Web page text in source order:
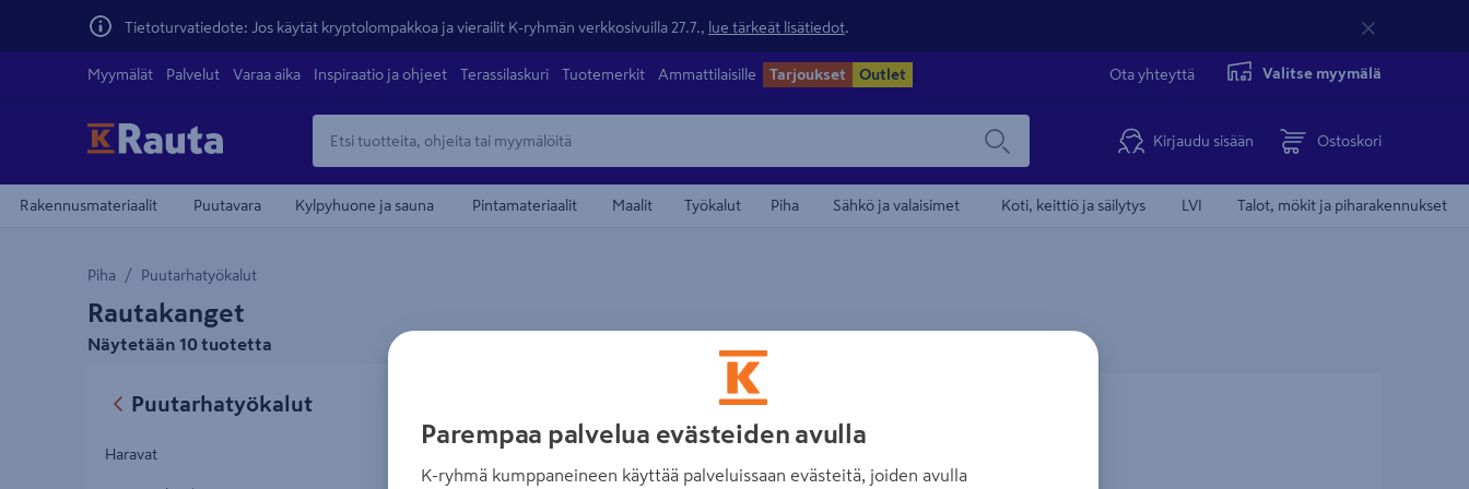
Tietoturvatiedote: Jos käytät kryptolompakkoa ja vierailit K-ryhmän verkkosivuilla 27.7., lue tärkeät lisätiedot
Myymälät Palvelut Varaa aika Inspiraatio ja ohjeet Terassilaskuri Tuotemerkit Ammattilaisille Tarjoukset Outlet Ota yhteyttä Valitse myymälä
Kirjaudu sisään Ostoskori
Rakennusmateriaalit Puutavara Kylpyhuone ja sauna Pintamateriaalit Maalit Työkalut Piha Sähkö ja valaisimet Koti, keittiö ja säilytys LVI Talot, mökit ja piharakennukset
Piha Puutarhatyökalut
Rautakanget
Näytetään 10 tuotetta
Puutarhatyökalut
Haravat
Rautakanki Hultafors 826005 SP 7 terästä
Parempaa palvelua evästeiden avulla
K-ryhmä kumppaneineen käyttää palveluissaan evästeitä, joiden avulla